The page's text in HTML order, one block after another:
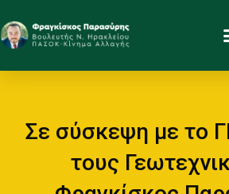
Σε σύσκεψη με το
τους